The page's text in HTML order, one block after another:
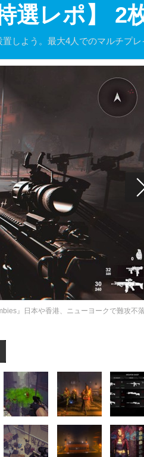
選レポ】 2
しよう。最大4人でのマルチプレ
』日本や香港、ニューヨークで難攻不